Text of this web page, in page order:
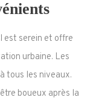
est serein et offre
urbaine. Les
tous les niveaux.
boueux après la